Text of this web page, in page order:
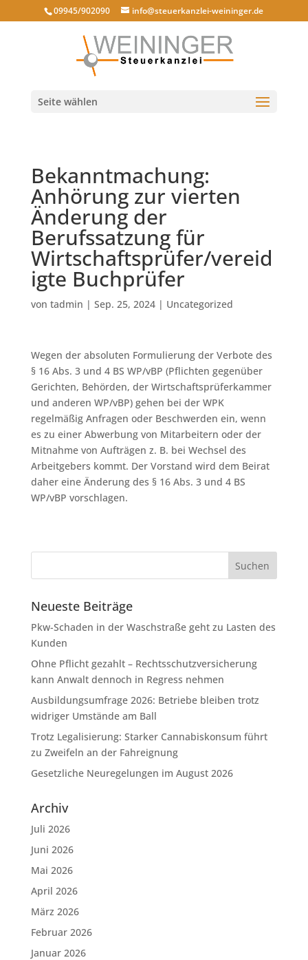
09945/902090 info@steuerkanzlei-weininger.de
Seite wählen
Bekanntmachung:
Anhörung zur vierten
Änderung der
Berufssatzung für
Wirtschaftsprüfer/vereid
igte Buchprüfer
von tadmin | Sep. 25, 2024| Uncategorized
Wegen der absoluten Formulierung der Verbote des
§ 16 Abs. 3 und 4 BS WP/vBP (Pflichten gegenüber
Gerichten, Behörden, der Wirtschaftsprüferkammer
und anderen WP/vBP) gehen bei der WPK
regelmäßig Anfragen oder Beschwerden ein, wenn
es zu einer Abwerbung von Mitarbeitern oder der
Mitnahme von Aufträgen z. B. bei Wechsel des
Arbeitgebers kommt. Der Vorstand wird dem Beirat
daher eine Änderung des § 16 Abs. 3 und 4 BS
WP/vBP vorschlagen.
Neueste Beiträge
Pkw-Schaden in der Waschstraße geht zu Lasten des
Kunden
Ohne Pflicht gezahlt – Rechtsschutzversicherung
kann Anwalt dennoch in Regress nehmen
Ausbildungsumfrage 2026: Betriebe bleiben trotz
widriger Umstände am Ball
Trotz Legalisierung: Starker Cannabiskonsum führt
zu Zweifeln an der Fahreignung
Gesetzliche Neuregelungen im August 2026
Archiv
Juli 2026
Juni 2026
Mai 2026
April 2026
März 2026
Februar 2026
Januar 2026